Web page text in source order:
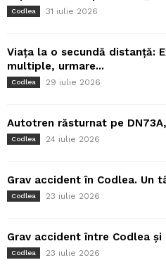
Codlea 31 iulie 2026
Viața la o secundă distanță:
multiple, urmare...
Codlea 29 iulie 2026
Autotren răsturnat pe
Codlea 24 iulie 2026
Grav accident în Codlea. Un
Codlea 23 iulie 2026
Grav accident între Codlea și
Codlea 23 iulie 2026